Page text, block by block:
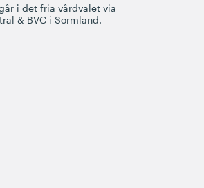
i det fria vårdvalet via
& BVC i Sörmland.